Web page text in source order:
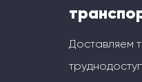
Доставляем